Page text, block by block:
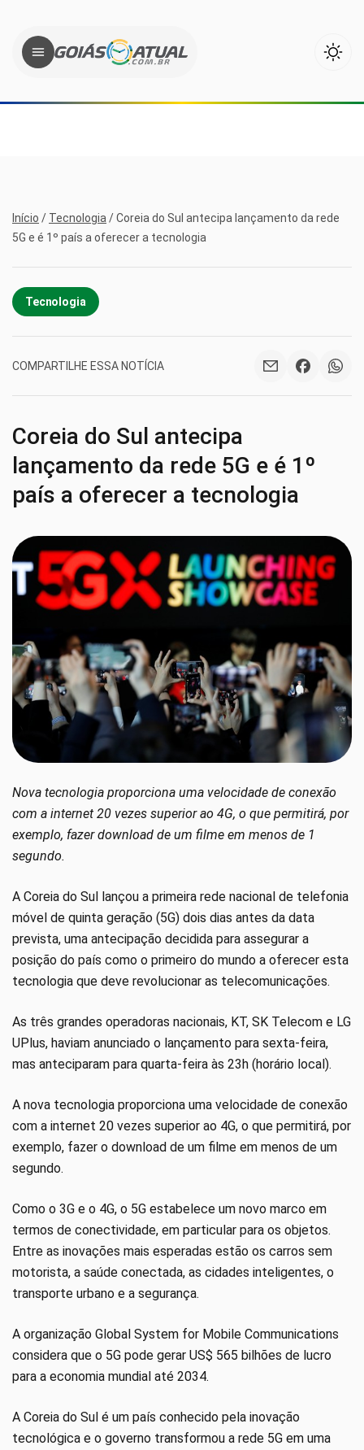
Início / Tecnologia /Coreia do Sul antecipa lançamento da rede
5G e é 1º país a oferecer a tecnologia
Tecnologia
COMPARTILHE ESSA NOTÍCIA
Coreia do Sul antecipa
lançamento da rede 5G e é 1º
país a oferecer a tecnologia
Nova tecnologia proporciona uma velocidade de conexão
com a internet 20 vezes superior ao 4G, o que permitirá, por
exemplo, fazer download de um filme em menos de 1
segundo.
A Coreia do Sul lançou a primeira rede nacional de telefonia
móvel de quinta geração (5G) dois dias antes da data
prevista, uma antecipação decidida para assegurar a
posição do país como o primeiro do mundo a oferecer esta
tecnologia que deve revolucionar as telecomunicações.
As três grandes operadoras nacionais, KT, SK Telecom e LG
UPlus, haviam anunciado o lançamento para sexta-feira,
mas anteciparam para quarta-feira às 23h (horário local).
A nova tecnologia proporciona uma velocidade de conexão
com a internet 20 vezes superior ao 4G, o que permitirá, por
exemplo, fazer o download de um filme em menos de um
segundo.
Como o 3G e o 4G, o 5G estabelece um novo marco em
termos de conectividade, em particular para os objetos.
Entre as inovações mais esperadas estão os carros sem
motorista, a saúde conectada, as cidades inteligentes, o
transporte urbano e a segurança.
A organização Global System for Mobile Communications
considera que o 5G pode gerar US$ 565 bilhões de lucro
para a economia mundial até 2034.
A Coreia do Sul é um país conhecido pela inovação
tecnológica e o governo transformou a rede 5G em uma